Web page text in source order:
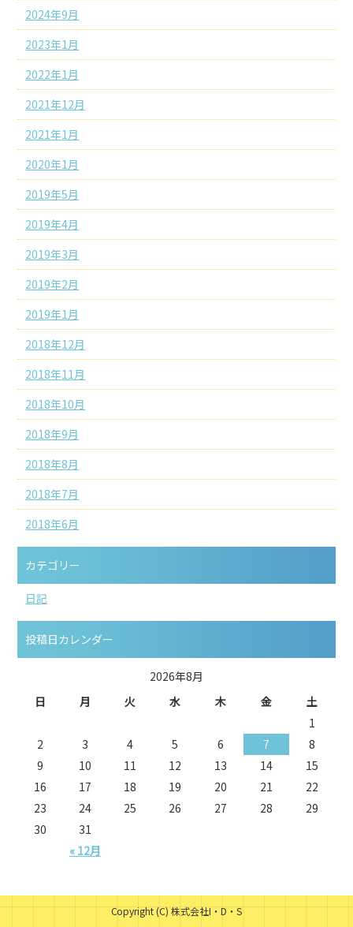
2024年9月
2023年1月
2022年1月
2021年12月
2021年1月
2020年1月
2019年5月
2019年4月
2019年3月
2019年2月
2019年1月
2018年12月
2018年11月
2018年10月
2018年9月
2018年8月
2018年7月
2018年6月
カテゴリー
日記
投稿日カレンダー
2026年8月
日
月 火 水 木 金 土
« 12月
1
2
3 4 5 6 7
8
9
10 11 12 13 14
15
16
17 18 19 20 21
22
23
24 25 26 27 28
29
30
31
Copyright (C) 株式会社I・D・S